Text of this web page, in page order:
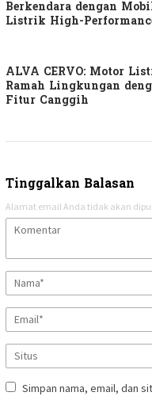
Berkendara dengan
Listrik High-
ALVA CERVO: Motor
Ramah Lingkungan
Fitur Canggih
Tinggalkan Balasan
Alamat email Anda tidak akan
Simpan nama, email, dan